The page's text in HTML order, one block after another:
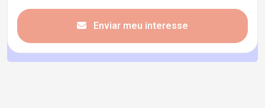
Enviar meu interesse